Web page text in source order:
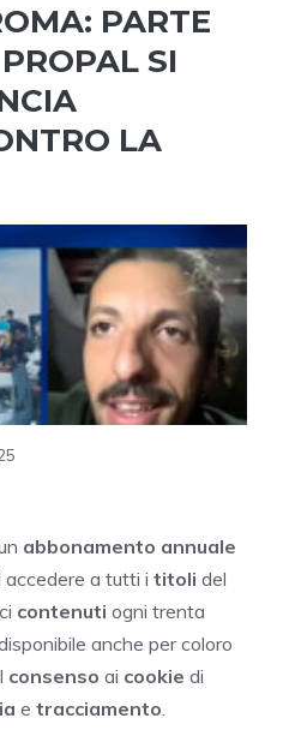
PARTE
SI
LA
abbonamento annuale
a tutti i titoli del
contenuti ogni trenta
anche per coloro
consenso ai cookie di
e tracciamento.